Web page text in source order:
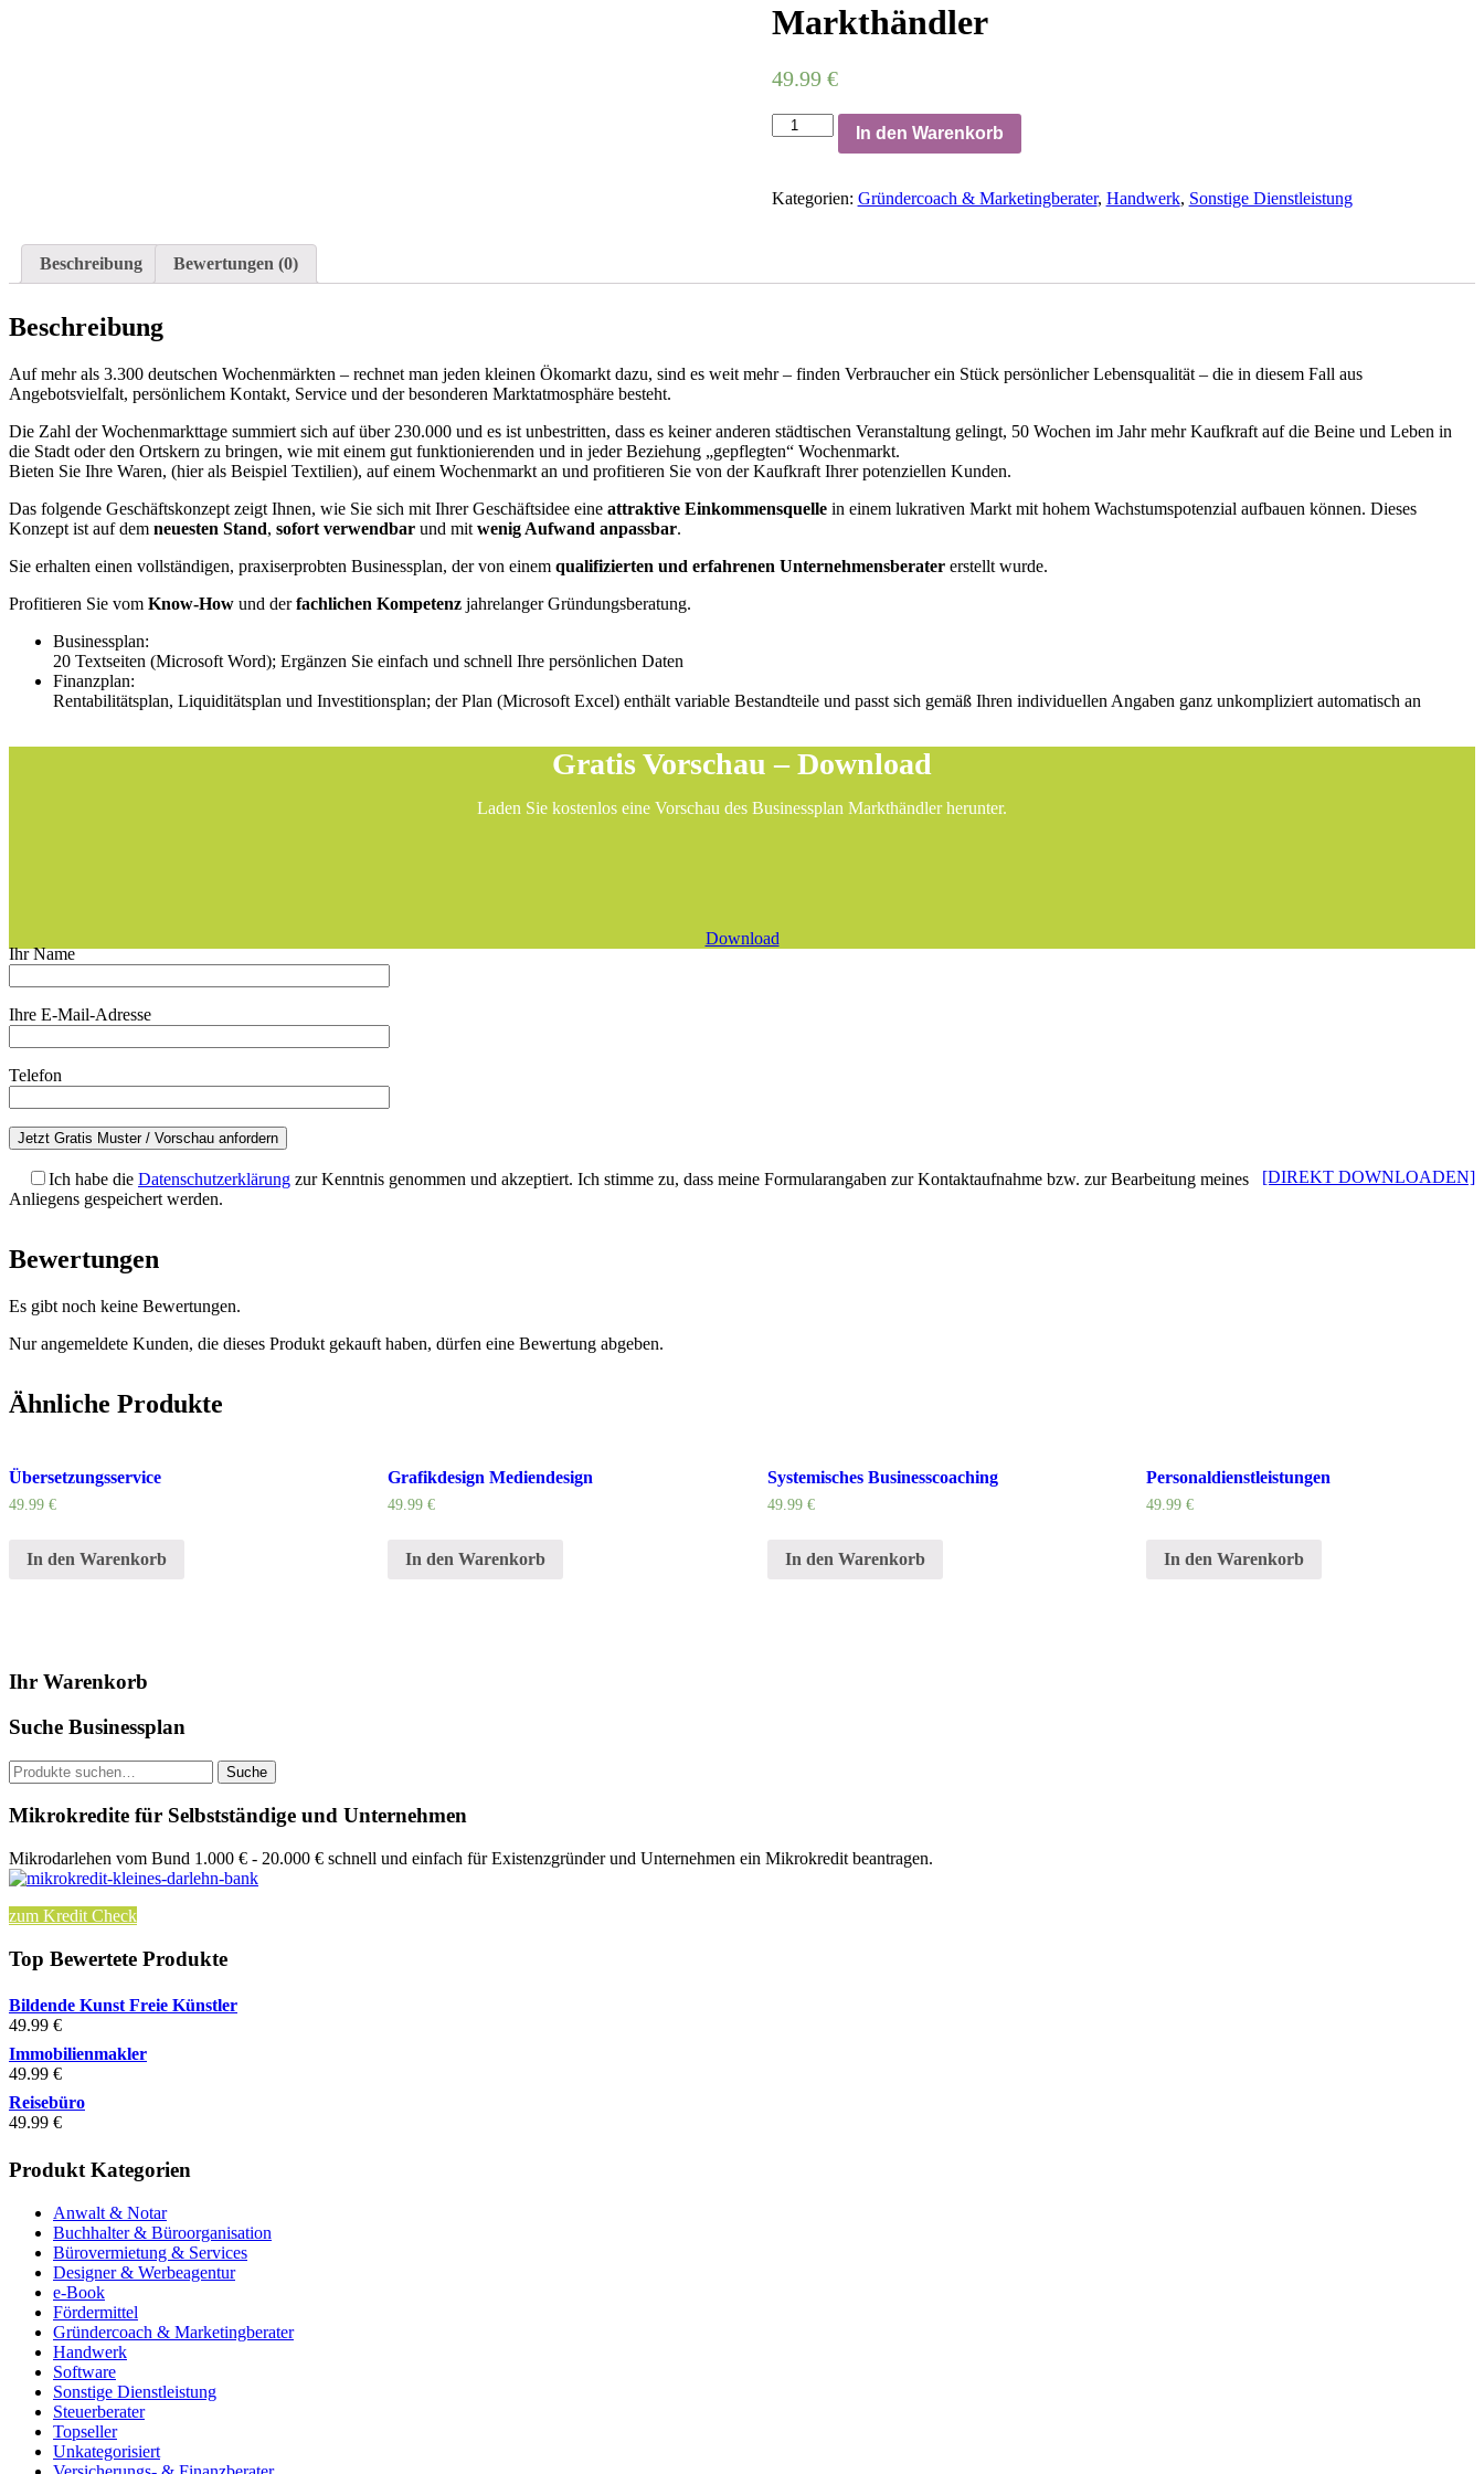
Markthändler
49.99 €
Markthändler
Menge
In den Warenkorb
Kategorien: Gründercoach & Marketingberater, Handwerk, Sonstige Dienstleistung
Beschreibung Bewertungen (0)
Beschreibung
Auf mehr als 3.300 deutschen Wochenmärkten – rechnet man jeden kleinen Ökomarkt dazu, sind es weit mehr – finden Verbraucher ein Stück persönlicher Lebensqualität – die in diesem Fall aus
Angebotsvielfalt, persönlichem Kontakt, Service und der besonderen Marktatmosphäre besteht.
Die Zahl der Wochenmarkttage summiert sich auf über 230.000 und es ist unbestritten, dass es keiner anderen städtischen Veranstaltung gelingt, 50 Wochen im Jahr mehr Kaufkraft auf die Beine und Leben in
die Stadt oder den Ortskern zu bringen, wie mit einem gut funktionierenden und in jeder Beziehung „gepflegten“ Wochenmarkt.
Bieten Sie Ihre Waren, (hier als Beispiel Textilien), auf einem Wochenmarkt an und profitieren Sie von der Kaufkraft Ihrer potenziellen Kunden.
Das folgende Geschäftskonzept zeigt Ihnen, wie Sie sich mit Ihrer Geschäftsidee eine attraktive Einkommensquelle in einem lukrativen Markt mit hohem Wachstumspotenzial aufbauen können. Dieses
Konzept ist auf dem neuesten Stand, sofort verwendbar und mit wenig Aufwand anpassbar.
Sie erhalten einen vollständigen, praxiserprobten Businessplan, der von einem qualifizierten und erfahrenen Unternehmensberater erstellt wurde.
Profitieren Sie vom Know-How und derfachlichen Kompetenz jahrelanger Gründungsberatung.
Businessplan:
20 Textseiten (Microsoft Word); Ergänzen Sie einfach und schnell Ihre persönlichen Daten
Finanzplan:
Rentabilitätsplan, Liquiditätsplan und Investitionsplan; der Plan (Microsoft Excel) enthält variable Bestandteile und passt sich gemäß Ihren individuellen Angaben ganz unkompliziert automatisch an
Gratis Vorschau – Download
Laden Sie kostenlos eine Vorschau des Businessplan Markthändler herunter.
Download
Ihr Name
Ihre E-Mail-Adresse
Telefon
[DIREKT DOWNLOADEN]
Ich habe die Datenschutzerklärung zur Kenntnis genommen und akzeptiert. Ich stimme zu, dass meine Formularangaben zur Kontaktaufnahme bzw. zur Bearbeitung meines
Anliegens gespeichert werden.
Bewertungen
Es gibt noch keine Bewertungen.
Nur angemeldete Kunden, die dieses Produkt gekauft haben, dürfen eine Bewertung abgeben.
Ähnliche Produkte
Übersetzungsservice
49.99 €
In den Warenkorb
Grafikdesign Mediendesign
49.99€
In den Warenkorb
Systemisches Businesscoaching
49.99 €
In den Warenkorb
Personaldienstleistungen
49.99 €
In den Warenkorb
Ihr Warenkorb
Suche Businessplan
Suche
nach:
Suche
Mikrokredite für Selbstständige und Unternehmen
Mikrodarlehen vom Bund 1.000 € - 20.000 € schnell und einfach für Existenzgründer und Unternehmen ein Mikrokredit beantragen.
zum Kredit Check
Top Bewertete Produkte
Bildende Kunst Freie Künstler
49.99 €
Immobilienmakler
49.99 €
Reisebüro
49.99 €
Produkt Kategorien
Anwalt & Notar
Buchhalter & Büroorganisation
Bürovermietung & Services
Designer & Werbeagentur
e-Book
Fördermittel
Gründercoach & Marketingberater
Handwerk
Software
Sonstige Dienstleistung
Steuerberater
Topseller
Unkategorisiert